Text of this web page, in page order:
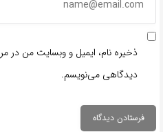
ذخیره نام، ایمیل و وبسایت من در
دیدگاهی می‌نویسم.